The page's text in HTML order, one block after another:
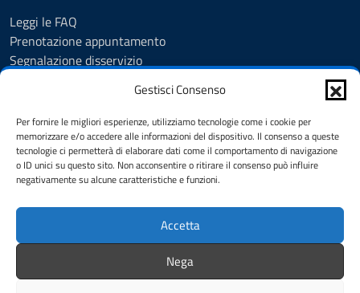
Gestisci Consenso
Per fornire le migliori esperienze, utilizziamo tecnologie come i cookie per
memorizzare e/o accedere alle informazioni del dispositivo. Il consenso a queste
tecnologie ci permetterà di elaborare dati come il comportamento di navigazione
o ID unici su questo sito. Non acconsentire o ritirare il consenso può influire
negativamente su alcune caratteristiche e funzioni.
Accetta
Nega
Leggi le FAQ
Prenotazione appuntamento
Segnalazione disservizio
Informativa privacy
Note legali
Dichiarazione di accessibilità
Feedback
SEGUICI SU
Facebook Instagram